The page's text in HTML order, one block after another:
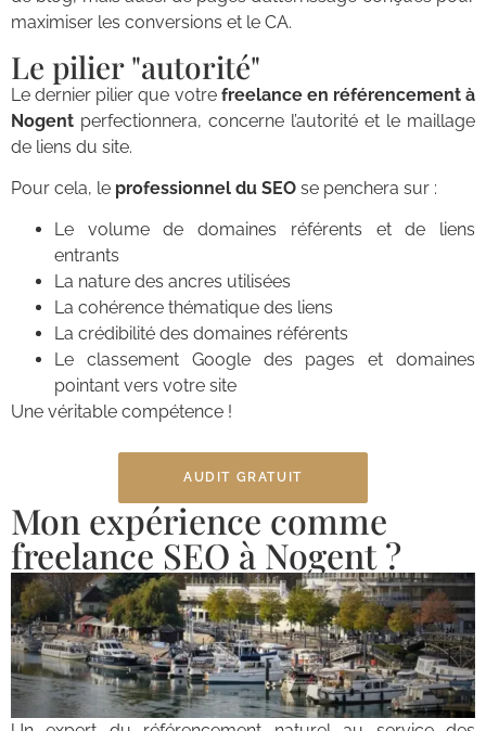
maximiser les conversions et le CA.
Le pilier "autorité"
Le dernier pilier que votre freelance en référencement à
Nogent perfectionnera, concerne l’autorité et le maillage
de liens du site.
Pour cela, le professionnel du SEO se penchera sur :
Le volume de domaines référents et de liens
entrants
La nature des ancres utilisées
La cohérence thématique des liens
La crédibilité des domaines référents
Le classement Google des pages et domaines
pointant vers votre site
Une véritable compétence !
AUDIT GRATUIT
Mon expérience comme
freelance SEO à Nogent ?